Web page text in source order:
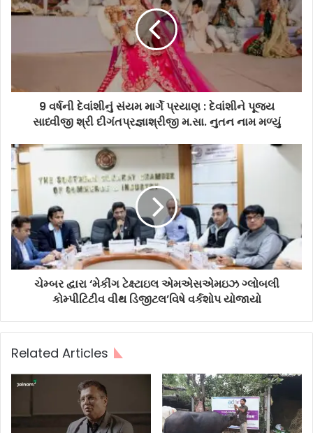
9 વર્ષની દેવાંશીનું સંયમ માર્ગે પ્રયાણ : દેવાંશીને પૂજ્ય
સાધ્વીજી શ્રી દીગંતપ્રજ્ઞાશ્રીજી‌ મ.સા. નુતન નામ મળ્યું
ચેમ્બર દ્વારા ‘મેકીંગ ટેક્ષ્ટાઇલ એમએસએમઇઝ ગ્લોબલી
કોમ્પીટિટીવ વીથ ડિજીટલ’વિષે વર્કશોપ યોજાયો
Related Articles